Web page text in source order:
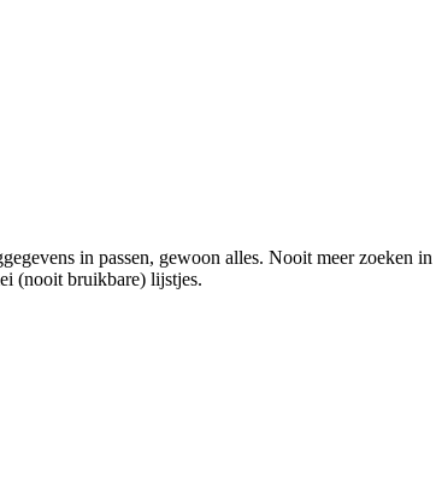
in passen, gewoon alles. Nooit meer zoeken
(nooit bruikbare) lijstjes.